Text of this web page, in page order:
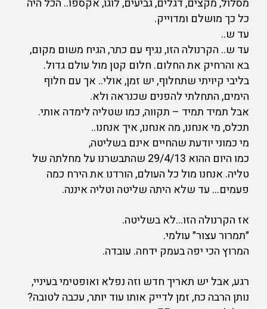
מסלול, מקצים, דגלים, גביעים, לוגו, אקספו.. הכל היה
כל כך מושלם ומדוייק.
עד ש..
עד ש.. הקרנולה הזו, נגיף עם כתר, הגיח משום מקום,
בא והרחיק את החלום. חלום קטן מול עולם גדול.
בליבי קיויתי שתחלוף, יש זמן, אולי.. אך עם חלוף
הימים, התחלתי להפנים שכנראה ולא.
אבל תמיד תמיד – תקווה, כמו שטליה לימדה אותי.
תכלס, מי אנחנו, מה אנחנו, איך אנחנו..
מי כמוני יודעת שהחיים אינם בשליטה,
כמו היום ההוא 29/4/13 שהתבשרנו על מחלתה של
טליה. אנחנו מול כל העולם, הורדנו את הירח כמה
פעמים… עד שלא היתה שליטה וטליה איננה.
אז הקרנולה הזו…לא בשליטה.
״תמרור עצור״ עולמי.
המרוץ הכי יפה בעמק ידחה. עובדה.
רגע, אבל יש תאריך חדש וזה נפלא ואופטימי בעיניי,
נותן הרבה כח, זמן לדייק אותו עוד יותר, עכבה לטובה?